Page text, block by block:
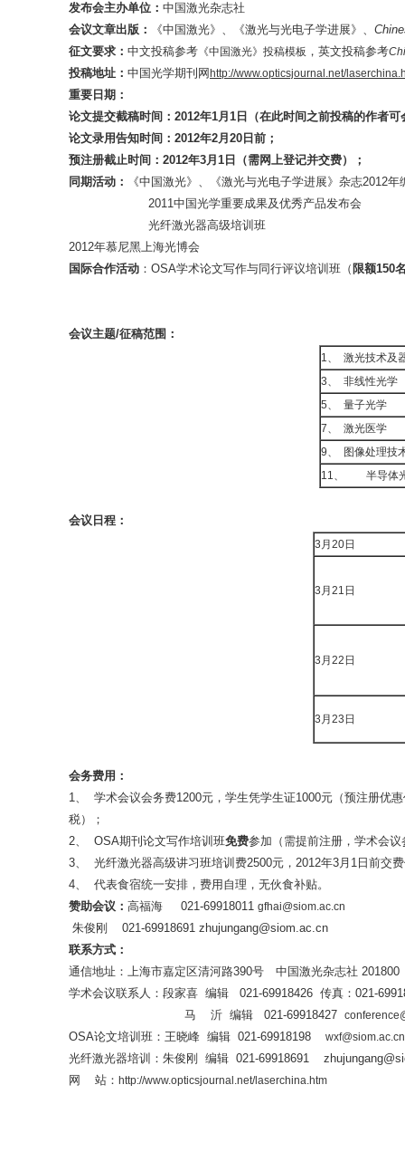
发布会主办单位： 中国激光杂志社
会议文章出版 ： 《中国激光》、《激光与光电子学进展》、
征文要求 ： 中文投稿参考 《中国激光》投稿模板 ，英文投稿参考
投稿地址 ： 中国光学期刊网 http://www.opticsjournal.net/
重要日期：
论文提交截稿时间： 2012年1月 1 日
（在此时间之前投稿的作者
论文录用告知时间： 2012年2月 20 日前；
预注册截止时间： 2012年3月 1 日
（需网上登记并交费）；
同期活动：
《中国激光》、《激光与光电子学进展》杂志
2011中国光学重要成果及优秀产品发布会
光纤激光器高级培训班
2012年慕尼黑上海光博会
国际合作活动 ：OSA学术论文写作与同行评议培训班（ 限额150
会议主题/征稿范围：
1、 激光技术及
3、 非线性光学
5、 量子光学
7、 激光医学
9、 图像处理技
11、 半导体光
会议日程：
3月20日
3月21日
3月22日
3月23日
会务费用 ：
1、 学术会议会务费1200元，学生凭学生证1000元（预注册优
税）；
2、 OSA期刊论文写作培训班免费参加（需提前注册，学术会
3、 光纤激光器高级讲习班培训费2500元，2012年3月1日前交
4、 代表食宿统一安排，费用自理，无伙食补贴。
赞助会议： 高福海 021-69918011 gfhai@siom.ac.cn
朱俊刚 021-69918691 zhujungang@siom.ac.cn
联系方式：
通信地址：上海市嘉定区清河路390号 中国激光杂志社 201800
学术会议联系人：段家喜 编辑 021-69918426 传真：021-
马 沂 编辑 021-69918427
OSA论文培训班：王晓峰 编辑 021-69918198 wxf@siom.ac.cn
光纤激光器培训：朱俊刚 编辑 021-69918691
网 站： http://www.opticsjournal.net/laserchina.htm